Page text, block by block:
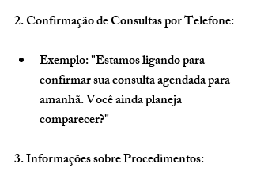
2. Confirmação de Consultas por Telefone:
Exemplo: "Estamos ligando para
confirmar sua consulta agendada para
amanhã. Você ainda planeja
comparecer?"
3. Informações sobre Procedimentos: